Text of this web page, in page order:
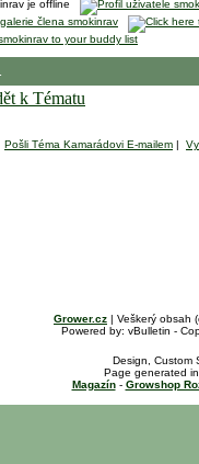
Pošli Téma Kamarádovi E-mailem |
Grower.cz | Veškerý obsah
Powered by: vBulletin -
Design, Custom
Page generated
Magazín- Growshop